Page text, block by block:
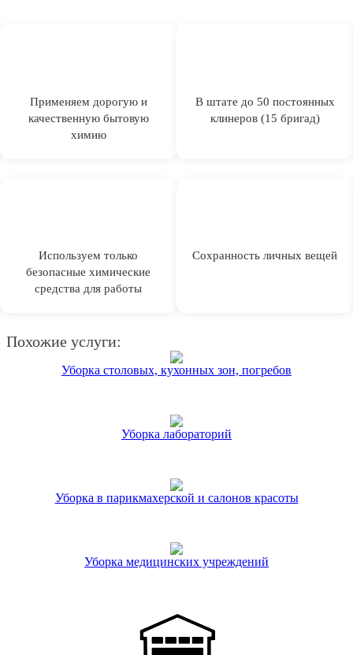
Применяем дорогую и
качественную бытовую
химию
В штате до 50 постоянных
клинеров (15 бригад)
Используем только
безопасные химические
средства для работы
Сохранность личных вещей
Похожие услуги:
Уборка столовых, кухонных зон, погребов
Уборка лабораторий
Уборка в парикмахерской и салонов красоты
Уборка медицинских учреждений